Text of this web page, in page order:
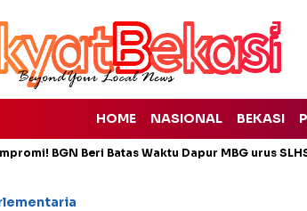
HOME NASIONAL BEKASI
BGN Beri Batas Waktu Dapur MBG urus